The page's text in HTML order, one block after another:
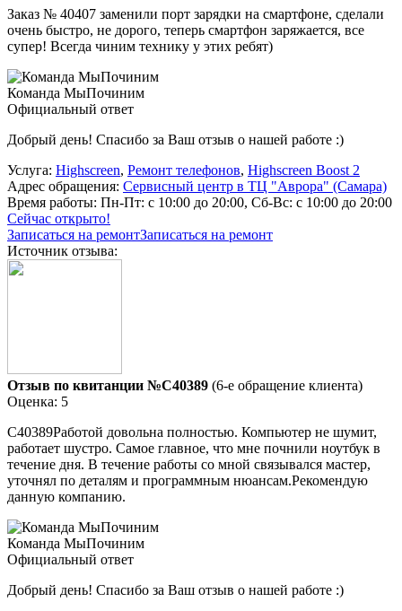
Заказ № 40407 заменили порт зарядки на смартфоне, сделали
очень быстро, не дорого, теперь смартфон заряжается, все
супер! Всегда чиним технику у этих ребят)
Команда МыПочиним
Официальный ответ
Добрый день! Спасибо за Ваш отзыв о нашей работе :)
Услуга: Highscreen, Ремонт телефонов, Highscreen Boost 2
Адрес обращения: Сервисный центр в ТЦ "Аврора" (Самара)
Время работы: Пн-Пт: с 10:00 до 20:00, Сб-Вс: с 10:00 до 20:00
Сейчас открыто!
Записаться на ремонтЗаписаться на ремонт
Источник отзыва:
Отзыв по квитанции №C40389 (6-е обращение клиента)
Оценка: 5
C40389Работой довольна полностью. Компьютер не шумит,
работает шустро. Самое главное, что мне почнили ноутбук в
течение дня. В течение работы со мной связывался мастер,
уточнял по деталям и программным нюансам.Рекомендую
данную компанию.
Команда МыПочиним
Официальный ответ
Добрый день! Спасибо за Ваш отзыв о нашей работе :)